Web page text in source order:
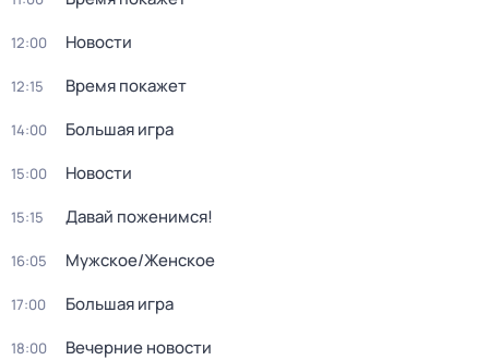
12:00 Новости
12:15 Время покажет
14:00 Большая игра
15:00 Новости
15:15 Давай поженимся!
16:05 Мужское/Женское
17:00 Большая игра
18:00 Вечерние новости